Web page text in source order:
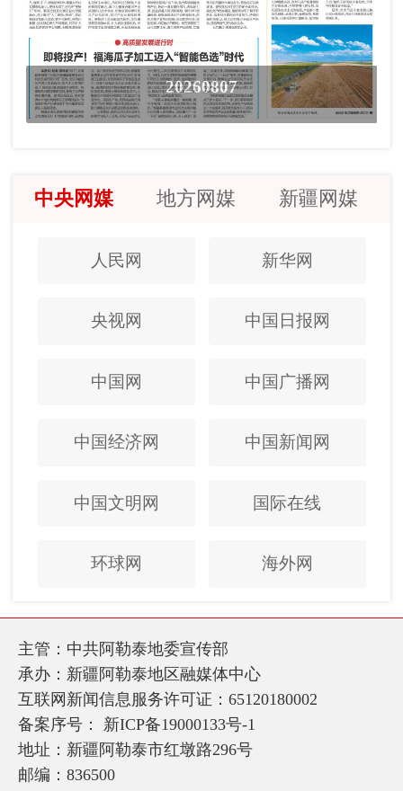
20260807
中央网媒 地方网媒 新疆网媒
人民网 新华网
央视网 中国日报网
中国网 中国广播网
中国经济网 中国新闻网
中国文明网 国际在线
环球网 海外网
主管：中共阿勒泰地委宣传部
承办：新疆阿勒泰地区融媒体中心
互联网新闻信息服务许可证：65120180002
备案序号： 新ICP备19000133号-1
地址：新疆阿勒泰市红墩路296号
邮编：836500